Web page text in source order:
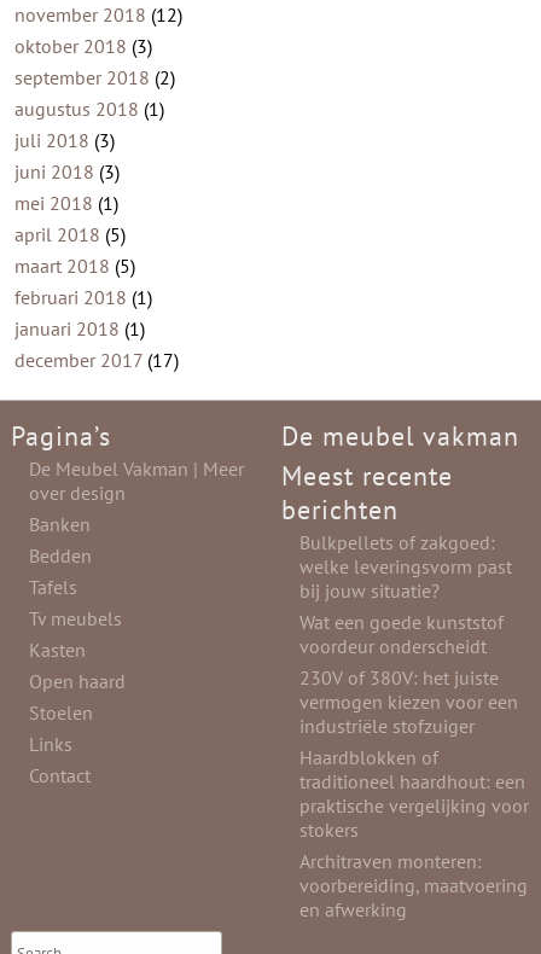
november 2018 (12)
oktober 2018 (3)
september 2018 (2)
augustus 2018 (1)
juli 2018 (3)
juni 2018 (3)
mei 2018 (1)
april 2018 (5)
maart 2018 (5)
februari 2018 (1)
januari 2018 (1)
december 2017(17)
Pagina’s
De Meubel Vakman | Meer
over design
Banken
Bedden
Tafels
Tv meubels
Kasten
Open haard
Stoelen
Links
Contact
De meubel vakman
Meest recente
berichten
Bulkpellets of zakgoed:
welke leveringsvorm past
bij jouw situatie?
Wat een goede kunststof
voordeur onderscheidt
230V of 380V: het juiste
vermogen kiezen voor een
industriële stofzuiger
Haardblokken of
traditioneel haardhout: een
praktische vergelijking voor
stokers
Architraven monteren:
voorbereiding, maatvoering
en afwerking